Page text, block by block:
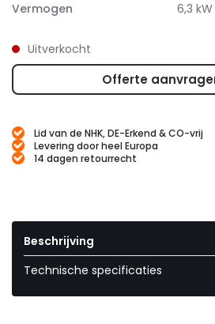
Vermogen
6,3 kW
Uitverkocht
Offerte
Lid van de NHK, DE-Erkend & CO-vrij
Levering door heel Europa
14 dagen retourrecht
Beschrijving
Technische specificaties